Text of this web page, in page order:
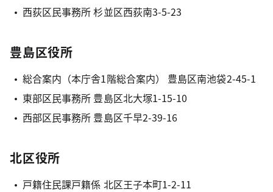
西荻区民事務所 杉並区西荻南3-5-23
豊島区役所
総合案内（本庁舎1階総合案内） 豊島区南池袋2-45-1
東部区民事務所 豊島区北大塚1-15-10
西部区民事務所 豊島区千早2-39-16
北区役所
戸籍住民課戸籍係 北区王子本町1-2-11